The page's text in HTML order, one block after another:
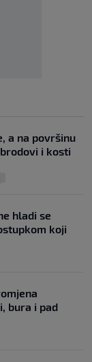
a na površinu
i kosti
hladi se
koji
bura i pad